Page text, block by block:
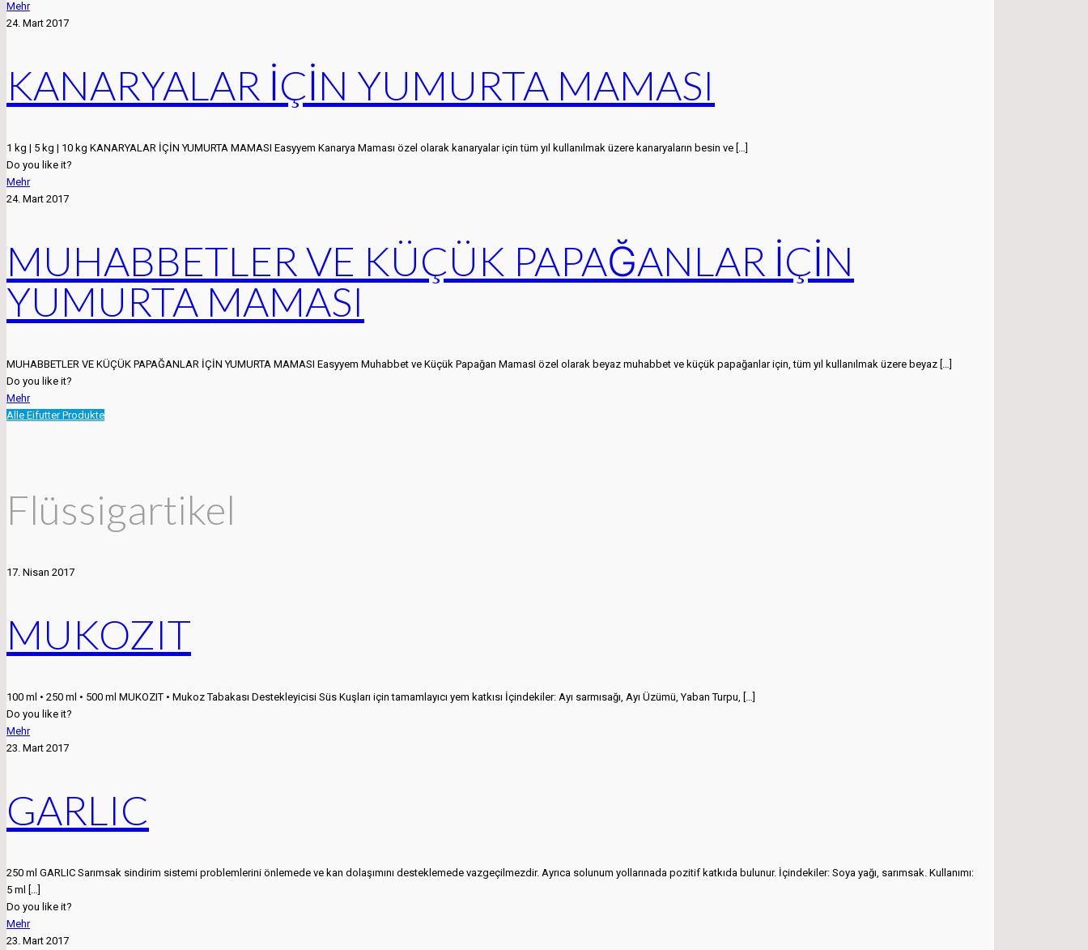
Mehr
24. Mart 2017
KANARYALAR İÇİN YUMURTA MAMASI
1 kg | 5 kg | 10 kg KANARYALAR İÇİN YUMURTA MAMASI Easyyem Kanarya Maması özel olarak kanaryalar için tüm yıl kullanılmak üzere kanaryaların besin ve […]
Do you like it?
Mehr
24. Mart 2017
MUHABBETLER VE KÜÇÜK PAPAĞANLAR İÇİN
YUMURTA MAMASI
MUHABBETLER VE KÜÇÜK PAPAĞANLAR İÇİN YUMURTA MAMASI Easyyem Muhabbet ve Küçük Papağan MamasI özel olarak beyaz muhabbet ve küçük papağanlar için, tüm yıl kullanılmak üzere beyaz […]
Do you like it?
Mehr
Alle Eifutter Produkte
Flüssigartikel
17. Nisan 2017
MUKOZIT
100 ml • 250 ml • 500 ml MUKOZIT • Mukoz Tabakası Destekleyicisi Süs Kuşları için tamamlayıcı yem katkısı İçindekiler: Ayı sarmısağı, Ayı Üzümü, Yaban Turpu, […]
Do you like it?
Mehr
23. Mart 2017
GARLIC
250 ml GARLIC Sarımsak sindirim sistemi problemlerini önlemede ve kan dolaşımını desteklemede vazgeçilmezdir. Ayrıca solunum yollarınada pozitif katkıda bulunur. İçindekiler: Soya yağı, sarımsak. Kullanımı:
5 ml […]
Do you like it?
Mehr
23. Mart 2017